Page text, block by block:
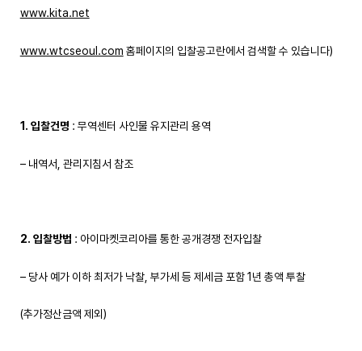
www.kita.net
www.wtcseoul.com 홈페이지의 입찰공고란에서 검색할 수 있습니다)
1. 입찰건명 : 무역센터 사인물 유지관리 용역
– 내역서, 관리지침서 참조
2. 입찰방법 : 아이마켓코리아를 통한 공개경쟁 전자입찰
– 당사 예가 이하 최저가 낙찰, 부가세 등 제세금 포함 1년 총액 투찰
(추가정산금액 제외)